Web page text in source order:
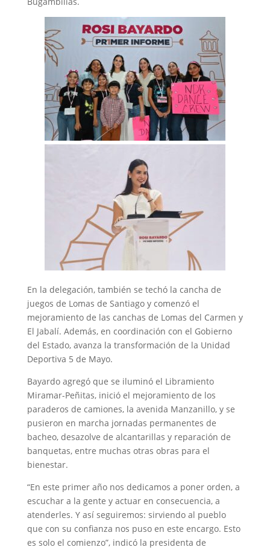
En la delegación, también se techó la cancha de
juegos de Lomas de Santiago y comenzó el
mejoramiento de las canchas de Lomas del Carmen y
El Jabalí. Además, en coordinación con el Gobierno
del Estado, avanza la transformación de la Unidad
Deportiva 5 de Mayo.
Bayardo agregó que se iluminó el Libramiento
Miramar-Peñitas, inició el mejoramiento de los
paraderos de camiones, la avenida Manzanillo, y se
pusieron en marcha jornadas permanentes de
bacheo, desazolve de alcantarillas y reparación de
banquetas, entre muchas otras obras para el
bienestar.
“En este primer año nos dedicamos a poner orden, a
escuchar a la gente y actuar en consecuencia, a
atenderles. Y así seguiremos: sirviendo al pueblo
que con su confianza nos puso en este encargo. Esto
es solo el comienzo”, indicó la presidenta de